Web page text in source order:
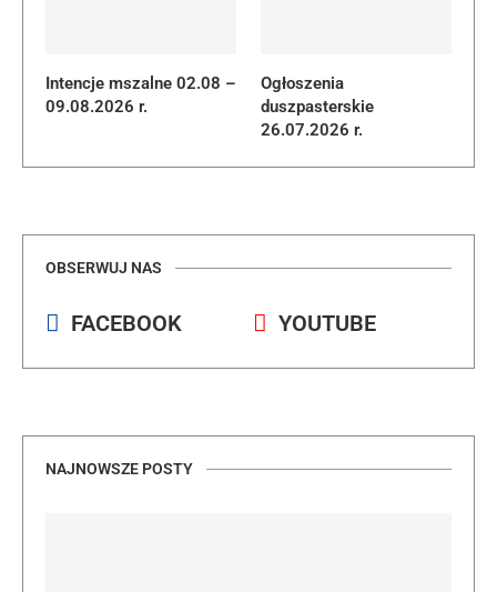
Intencje mszalne 02.08 –
09.08.2026 r.
Ogłoszenia
duszpasterskie
26.07.2026 r.
OBSERWUJ NAS
FACEBOOK YOUTUBE
NAJNOWSZE POSTY